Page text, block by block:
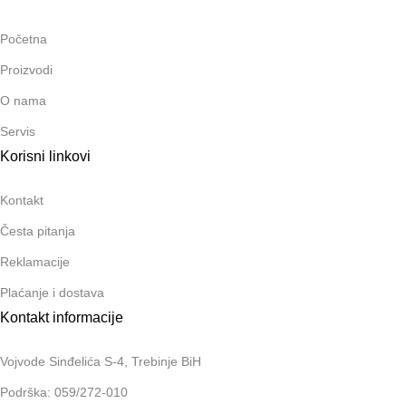
Početna
Proizvodi
O nama
Servis
Korisni linkovi
Kontakt
Česta pitanja
Reklamacije
Plaćanje i dostava
Kontakt informacije
Vojvode Sinđelića S-4, Trebinje BiH
Podrška: 059/272-010